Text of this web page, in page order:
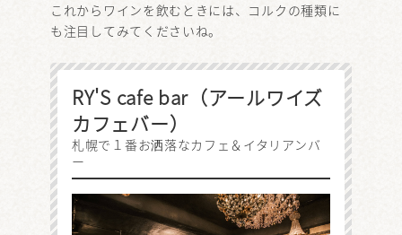
これからワインを飲むときには、コルクの種類に
も注目してみてくださいね。
RY'S cafe bar（アールワイズ
カフェバー）
札幌で１番お洒落なカフェ＆イタリアンバ
ー